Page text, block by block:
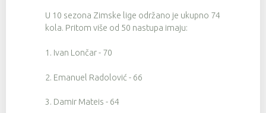
U 10 sezona Zimske lige održano je ukupno 74
kola. Pritom više od 50 nastupa imaju:
1. Ivan Lončar - 70
2. Emanuel Radolović - 66
3. Damir Mateis - 64